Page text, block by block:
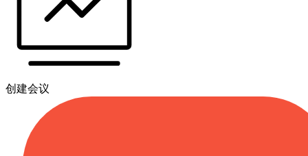
创建会议